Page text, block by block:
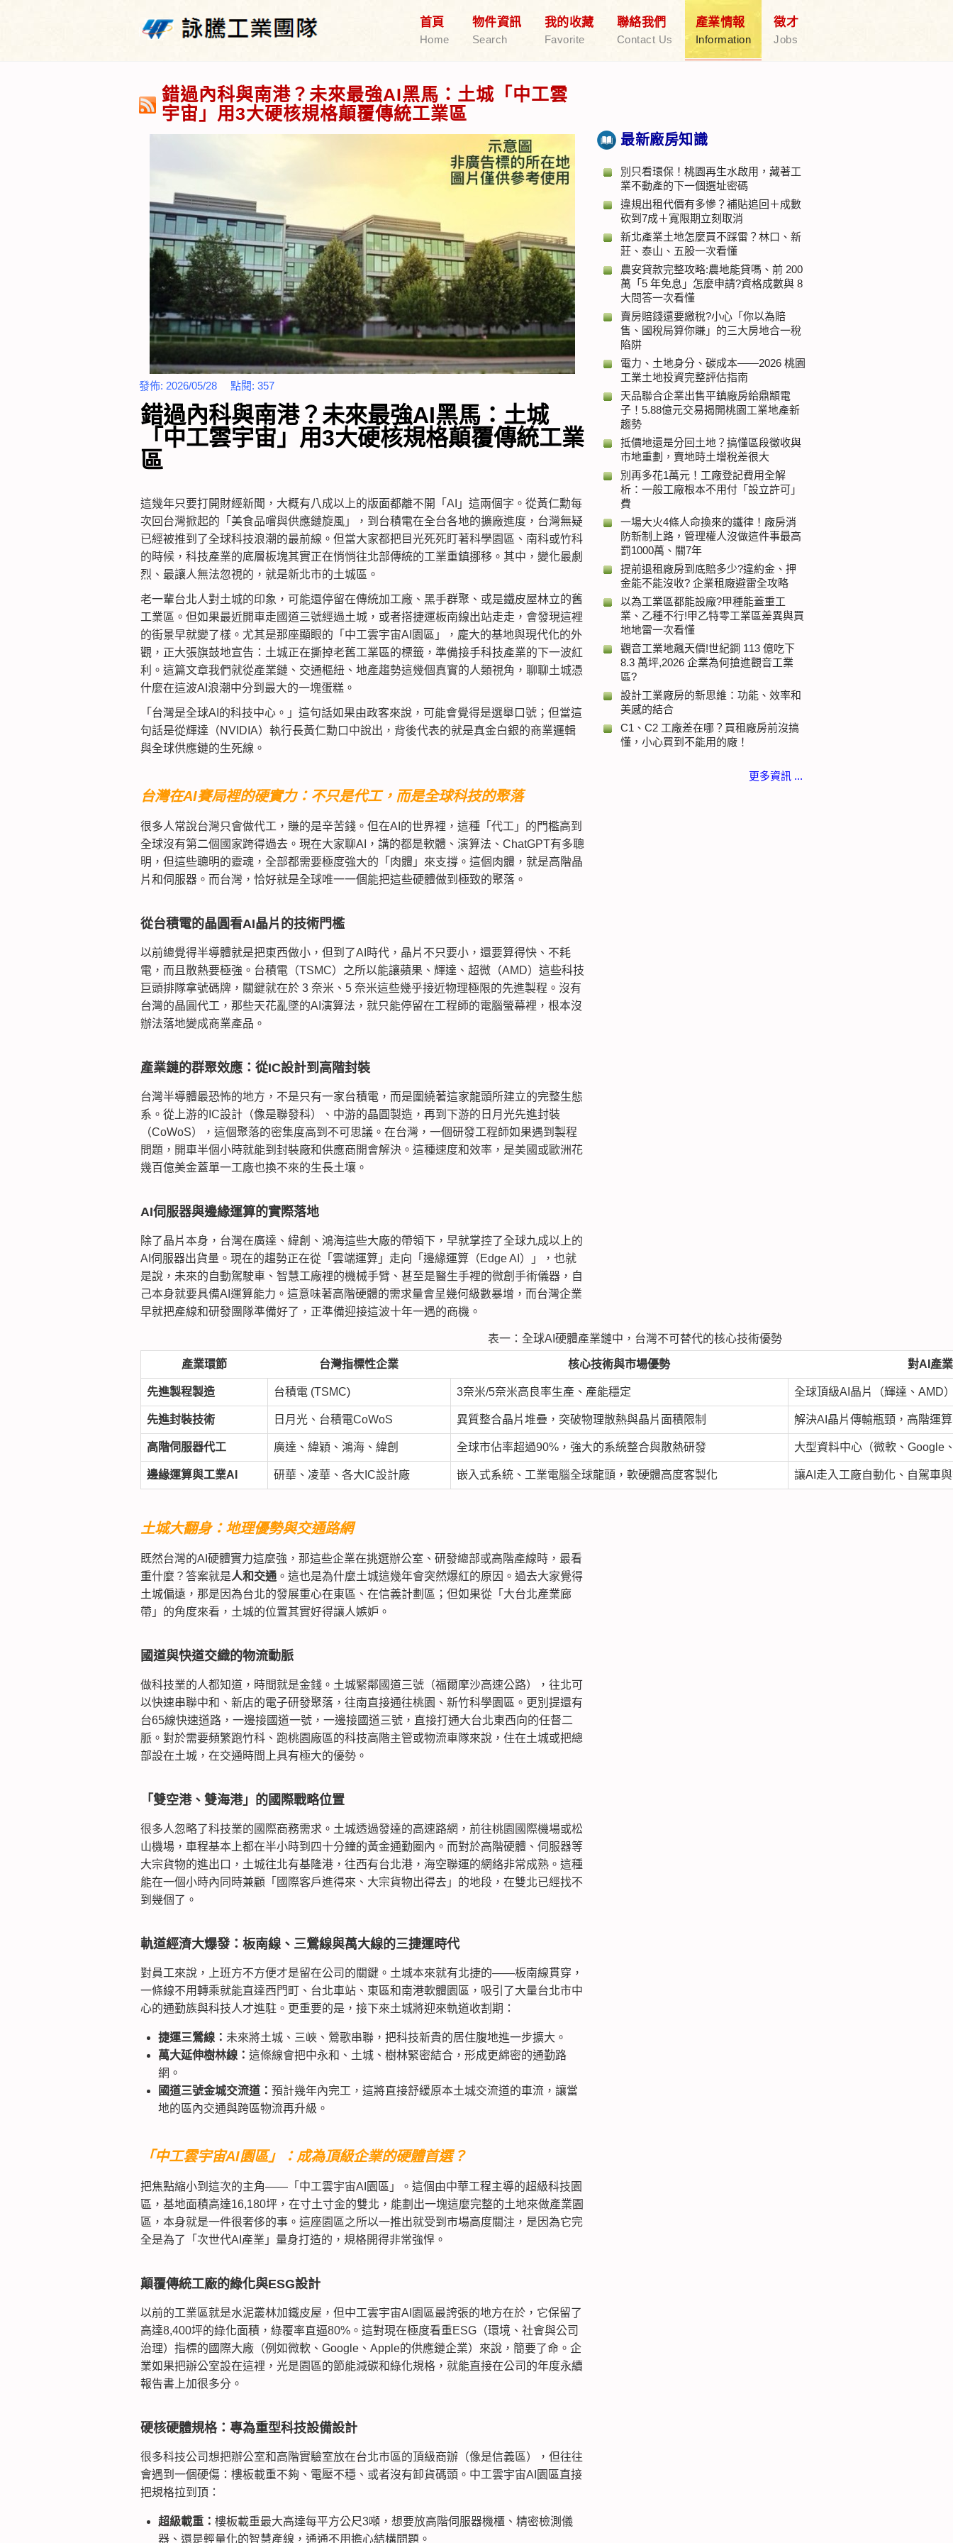
首頁
Home
物件資訊
Search
我的收藏
Favorite
聯絡我們
Contact Us
產業情報
Information
徵才
Jobs
錯過內科與南港？未來最強AI黑馬：土城「中工雲
宇宙」用3大硬核規格顛覆傳統工業區
發佈: 2026/05/28 點閱: 357
錯過內科與南港？未來最強AI黑馬：土城
「中工雲宇宙」用3大硬核規格顛覆傳統工業
區
這幾年只要打開財經新聞，大概有八成以上的版面都離不開「AI」這兩個字。從黃仁勳每
次回台灣掀起的「美食品嚐與供應鏈旋風」，到台積電在全台各地的擴廠進度，台灣無疑
已經被推到了全球科技浪潮的最前線。但當大家都把目光死死盯著科學園區、南科或竹科
的時候，科技產業的底層板塊其實正在悄悄往北部傳統的工業重鎮挪移。其中，變化最劇
烈、最讓人無法忽視的，就是新北市的土城區。
老一輩台北人對土城的印象，可能還停留在傳統加工廠、黑手群聚、或是鐵皮屋林立的舊
工業區。但如果最近開車走國道三號經過土城，或者搭捷運板南線出站走走，會發現這裡
的街景早就變了樣。尤其是那座顯眼的「中工雲宇宙AI園區」，龐大的基地與現代化的外
觀，正大張旗鼓地宣告：土城正在撕掉老舊工業區的標籤，準備接手科技產業的下一波紅
利。這篇文章我們就從產業鏈、交通樞紐、地產趨勢這幾個真實的人類視角，聊聊土城憑
什麼在這波AI浪潮中分到最大的一塊蛋糕。
「台灣是全球AI的科技中心。」這句話如果由政客來說，可能會覺得是選舉口號；但當這
句話是從輝達（NVIDIA）執行長黃仁勳口中說出，背後代表的就是真金白銀的商業邏輯
與全球供應鏈的生死線。
台灣在AI賽局裡的硬實力：不只是代工，而是全球科技的聚落
很多人常說台灣只會做代工，賺的是辛苦錢。但在AI的世界裡，這種「代工」的門檻高到
全球沒有第二個國家跨得過去。現在大家聊AI，講的都是軟體、演算法、ChatGPT有多聰
明，但這些聰明的靈魂，全部都需要極度強大的「肉體」來支撐。這個肉體，就是高階晶
片和伺服器。而台灣，恰好就是全球唯一一個能把這些硬體做到極致的聚落。
從台積電的晶圓看AI晶片的技術門檻
以前總覺得半導體就是把東西做小，但到了AI時代，晶片不只要小，還要算得快、不耗
電，而且散熱要極強。台積電（TSMC）之所以能讓蘋果、輝達、超微（AMD）這些科技
巨頭排隊拿號碼牌，關鍵就在於 3 奈米、5 奈米這些幾乎接近物理極限的先進製程。沒有
台灣的晶圓代工，那些天花亂墜的AI演算法，就只能停留在工程師的電腦螢幕裡，根本沒
辦法落地變成商業產品。
產業鏈的群聚效應：從IC設計到高階封裝
台灣半導體最恐怖的地方，不是只有一家台積電，而是圍繞著這家龍頭所建立的完整生態
系。從上游的IC設計（像是聯發科）、中游的晶圓製造，再到下游的日月光先進封裝
（CoWoS），這個聚落的密集度高到不可思議。在台灣，一個研發工程師如果遇到製程
問題，開車半個小時就能到封裝廠和供應商開會解決。這種速度和效率，是美國或歐洲花
幾百億美金蓋單一工廠也換不來的生長土壤。
AI伺服器與邊緣運算的實際落地
除了晶片本身，台灣在廣達、緯創、鴻海這些大廠的帶領下，早就掌控了全球九成以上的
AI伺服器出貨量。現在的趨勢正在從「雲端運算」走向「邊緣運算（Edge AI）」，也就
是說，未來的自動駕駛車、智慧工廠裡的機械手臂、甚至是醫生手裡的微創手術儀器，自
己本身就要具備AI運算能力。這意味著高階硬體的需求量會呈幾何級數暴增，而台灣企業
早就把產線和研發團隊準備好了，正準備迎接這波十年一遇的商機。
表一：全球AI硬體產業鏈中，台灣不可替代的核心技術優勢
產業環節 台灣指標性企業 核心技術與市場優勢 對AI產
先進製程製造 台積電 (TSMC) 3奈米/5奈米高良率生產、產能穩定 全球頂級AI晶片（輝達、AMD
先進封裝技術 日月光、台積電CoWoS 異質整合晶片堆疊，突破物理散熱與晶片面積限制 解決AI晶片傳輸瓶頸，高階運
高階伺服器代工 廣達、緯穎、鴻海、緯創 全球市佔率超過90%，強大的系統整合與散熱研發 大型資料中心（微軟、Google
邊緣運算與工業AI 研華、凌華、各大IC設計廠 嵌入式系統、工業電腦全球龍頭，軟硬體高度客製化 讓AI走入工廠自動化、自駕車
土城大翻身：地理優勢與交通路網
既然台灣的AI硬體實力這麼強，那這些企業在挑選辦公室、研發總部或高階產線時，最看
重什麼？答案就是人和交通 。這也是為什麼土城這幾年會突然爆紅的原因。過去大家覺得
土城偏遠，那是因為台北的發展重心在東區、在信義計劃區；但如果從「大台北產業廊
帶」的角度來看，土城的位置其實好得讓人嫉妒。
國道與快道交織的物流動脈
做科技業的人都知道，時間就是金錢。土城緊鄰國道三號（福爾摩沙高速公路），往北可
以快速串聯中和、新店的電子研發聚落，往南直接通往桃園、新竹科學園區。更別提還有
台65線快速道路，一邊接國道一號，一邊接國道三號，直接打通大台北東西向的任督二
脈。對於需要頻繁跑竹科、跑桃園廠區的科技高階主管或物流車隊來說，住在土城或把總
部設在土城，在交通時間上具有極大的優勢。
「雙空港、雙海港」的國際戰略位置
很多人忽略了科技業的國際商務需求。土城透過發達的高速路網，前往桃園國際機場或松
山機場，車程基本上都在半小時到四十分鐘的黃金通勤圈內。而對於高階硬體、伺服器等
大宗貨物的進出口，土城往北有基隆港，往西有台北港，海空聯運的網絡非常成熟。這種
能在一個小時內同時兼顧「國際客戶進得來、大宗貨物出得去」的地段，在雙北已經找不
到幾個了。
軌道經濟大爆發：板南線、三鶯線與萬大線的三捷運時代
對員工來說，上班方不方便才是留在公司的關鍵。土城本來就有北捷的——板南線貫穿，
一條線不用轉乘就能直達西門町、台北車站、東區和南港軟體園區，吸引了大量台北市中
心的通勤族與科技人才進駐。更重要的是，接下來土城將迎來軌道收割期：
捷運三鶯線： 未來將土城、三峽、鶯歌串聯，把科技新貴的居住腹地進一步擴大。
萬大延伸樹林線： 這條線會把中永和、土城、樹林緊密結合，形成更綿密的通勤路
網。
國道三號金城交流道： 預計幾年內完工，這將直接舒緩原本土城交流道的車流，讓當
地的區內交通與跨區物流再升級。
「中工雲宇宙AI園區」：成為頂級企業的硬體首選？
把焦點縮小到這次的主角——「中工雲宇宙AI園區」。這個由中華工程主導的超級科技園
區，基地面積高達16,180坪，在寸土寸金的雙北，能劃出一塊這麼完整的土地來做產業園
區，本身就是一件很奢侈的事。這座園區之所以一推出就受到市場高度關注，是因為它完
全是為了「次世代AI產業」量身打造的，規格開得非常強悍。
顛覆傳統工廠的綠化與ESG設計
以前的工業區就是水泥叢林加鐵皮屋，但中工雲宇宙AI園區最誇張的地方在於，它保留了
高達8,400坪的綠化面積，綠覆率直逼80%。這對現在極度看重ESG（環境、社會與公司
治理）指標的國際大廠（例如微軟、Google、Apple的供應鏈企業）來說，簡要了命。企
業如果把辦公室設在這裡，光是園區的節能減碳和綠化規格，就能直接在公司的年度永續
報告書上加很多分。
硬核硬體規格：專為重型科技設備設計
很多科技公司想把辦公室和高階實驗室放在台北市區的頂級商辦（像是信義區），但往往
會遇到一個硬傷：樓板載重不夠、電壓不穩、或者沒有卸貨碼頭。中工雲宇宙AI園區直接
把規格拉到頂：
超級載重： 樓板載重最大高達每平方公尺3噸，想要放高階伺服器機櫃、精密檢測儀
器、還是輕量化的智慧產線，通通不用擔心結構問題。
最新廠房知識
別只看環保！桃園再生水啟用，藏著工
業不動產的下一個選址密碼
違規出租代價有多慘？補貼追回＋成數
砍到7成＋寬限期立刻取消
新北產業土地怎麼買不踩雷？林口、新
莊、泰山、五股一次看懂
農安貸款完整攻略:農地能貸嗎、前 200
萬「5 年免息」怎麼申請?資格成數與 8
大問答一次看懂
賣房賠錢還要繳稅?小心「你以為賠
售、國稅局算你賺」的三大房地合一稅
陷阱
電力、土地身分、碳成本——2026 桃園
工業土地投資完整評估指南
天品聯合企業出售平鎮廠房給鼎顓電
子！5.88億元交易揭開桃園工業地產新
趨勢
抵價地還是分回土地？搞懂區段徵收與
市地重劃，賣地時土增稅差很大
別再多花1萬元！工廠登記費用全解
析：一般工廠根本不用付「設立許可」
費
一場大火4條人命換來的鐵律！廠房消
防新制上路，管理權人沒做這件事最高
罰1000萬、關7年
提前退租廠房到底賠多少?違約金、押
金能不能沒收? 企業租廠避雷全攻略
以為工業區都能設廠?甲種能蓋重工
業、乙種不行!甲乙特零工業區差異與買
地地雷一次看懂
觀音工業地飆天價!世紀鋼 113 億吃下
8.3 萬坪,2026 企業為何搶進觀音工業
區?
設計工業廠房的新思維：功能、效率和
美感的結合
C1、C2 工廠差在哪？買租廠房前沒搞
懂，小心買到不能用的廠！
更多資訊 ...